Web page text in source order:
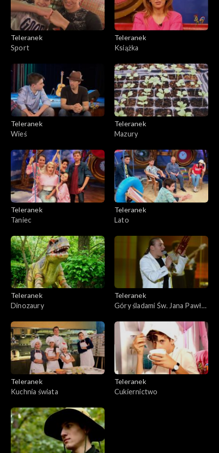
Teleranek
Sport
Teleranek
Książka
Teleranek
Wieś
Teleranek
Mazury
Teleranek
Taniec
Teleranek
Lato
Teleranek
Dinozaury
Teleranek
Góry śladami Św. Jana Pawła
Teleranek
Kuchnia świata
Teleranek
Cukiernictwo